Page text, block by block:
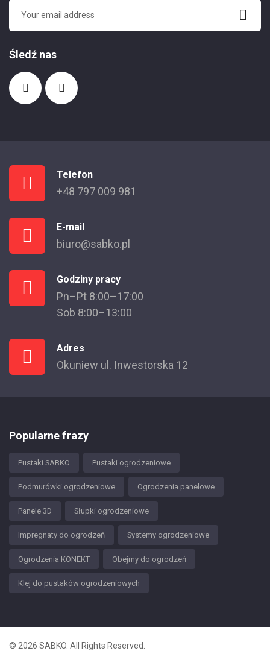
Śledź nas
Telefon
+48 797 009 981
E-mail
biuro@sabko.pl
Godziny pracy
Pn–Pt 8:00–17:00
Sob 8:00–13:00
Adres
Okuniew ul. Inwestorska 12
Popularne frazy
Pustaki SABKO Pustaki ogrodzeniowe
Podmurówki ogrodzeniowe Ogrodzenia panelowe
Panele 3D Słupki ogrodzeniowe
Impregnaty do ogrodzeń Systemy ogrodzeniowe
Ogrodzenia KONEKT Obejmy do ogrodzeń
Klej do pustaków ogrodzeniowych
© 2026 SABKO. All Rights Reserved.